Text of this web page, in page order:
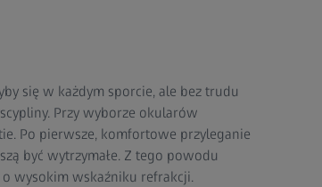
się w każdym sporcie, ale bez trudu
Przy wyborze okularów
Po pierwsze, komfortowe przyleganie
być wytrzymałe. Z tego powodu
wysokim wskaźniku refrakcji.